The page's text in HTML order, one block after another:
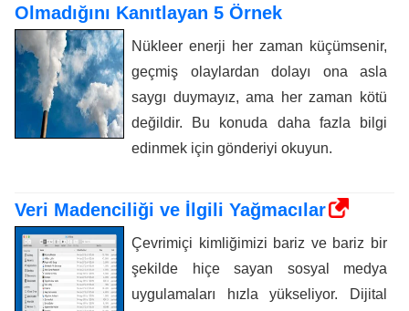
Olmadığını Kanıtlayan 5 Örnek
Nükleer enerji her zaman küçümsenir,
geçmiş olaylardan dolayı ona asla
saygı duymayız, ama her zaman kötü
değildir. Bu konuda daha fazla bilgi
edinmek için gönderiyi okuyun.
Veri Madenciliği ve İlgili Yağmacılar
Çevrimiçi kimliğimizi bariz ve bariz bir
şekilde hiçe sayan sosyal medya
uygulamaları hızla yükseliyor. Dijital